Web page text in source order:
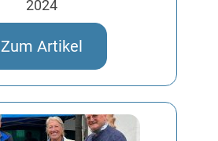
2024
Zum Artikel